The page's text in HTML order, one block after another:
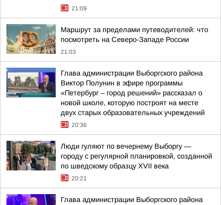
21:09
Маршрут за пределами путеводителей: что
посмотреть на Северо-Западе России
21:03
Глава администрации Выборгского района
Виктор Полунин в эфире программы
«Петербург – город решений» рассказал о
новой школе, которую построят на месте
двух старых образовательных учреждений
20:36
Люди гуляют по вечернему Выборгу —
городу с регулярной планировкой, созданной
по шведскому образцу XVII века
20:21
Глава администрации Выборгского района